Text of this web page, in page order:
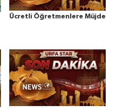
Ücretli Öğretmenlere Müjde